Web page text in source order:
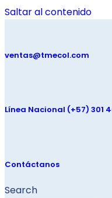
Saltar al contenido
ventas@tmecol.com
Línea Nacional (+57) 301
Contáctanos
Search